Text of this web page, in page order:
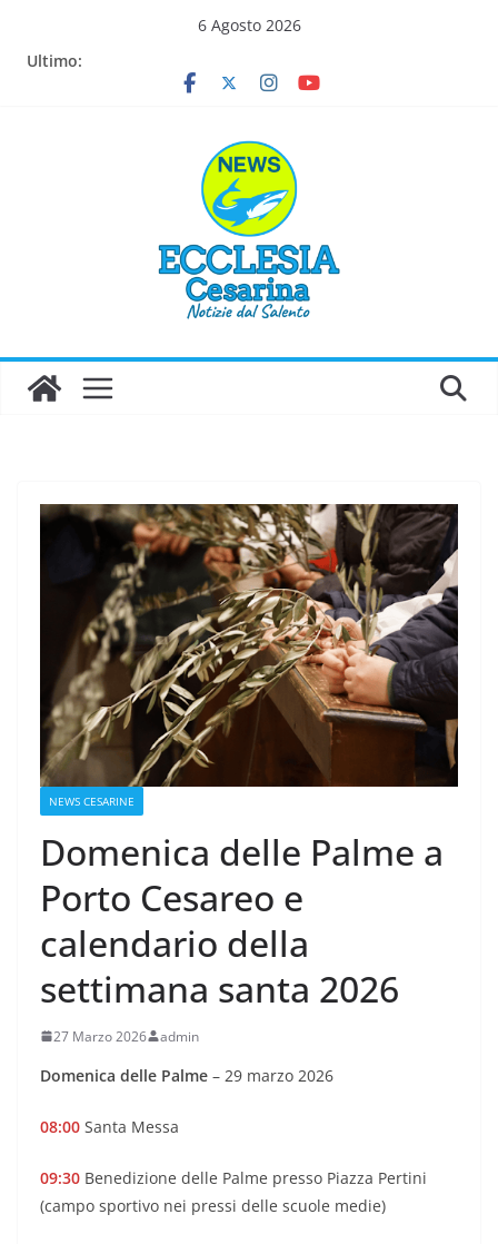
6 Agosto 2026
Ultimo:
NEWS CESARINE
Domenica delle Palme a
Porto Cesareo e
calendario della
settimana santa 2026
27 Marzo 2026 admin
Domenica delle Palme – 29 marzo 2026
08:00 Santa Messa
09:30 Benedizione delle Palme presso Piazza Pertini
(campo sportivo nei pressi delle scuole medie)